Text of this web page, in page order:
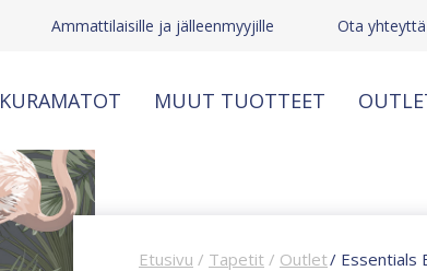
Ammattilaisille ja jälleenmyyjille Ota yhteyttä
KURAMATOT MUUT TUOTTEET
Etusivu / Tapetit / Outlet/ Essentials